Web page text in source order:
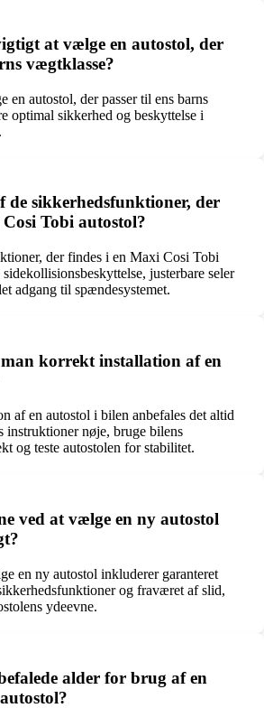
at vælge en autostol, der
vægtklasse?
en autostol, der passer til ens barns
optimal sikkerhed og beskyttelse i
de sikkerhedsfunktioner, der
Tobi autostol?
der findes i en Maxi Cosi Tobi
justerbare seler
adgang til spændesystemet.
korrekt installation af en
af en autostol i bilen anbefales det altid
instruktioner nøje, bruge bilens
og teste autostolen for stabilitet.
ved at vælge en ny autostol
en ny autostol inkluderer garanteret
og fraværet af slid,
ydeevne.
alder for brug af en